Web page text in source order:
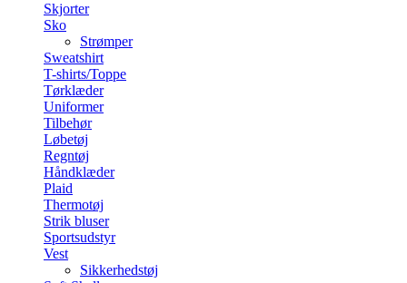
Skjorter
Sko
Strømper
Sweatshirt
T-shirts/Toppe
Tørklæder
Uniformer
Tilbehør
Løbetøj
Regntøj
Håndklæder
Plaid
Thermotøj
Strik bluser
Sportsudstyr
Vest
Sikkerhedstøj